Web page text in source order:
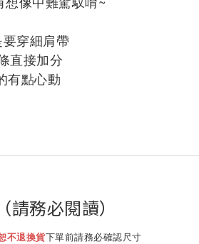
穿細肩帶
直接加分
有點心動
請務必閱讀）
不退換貨下單前請務必確認尺寸